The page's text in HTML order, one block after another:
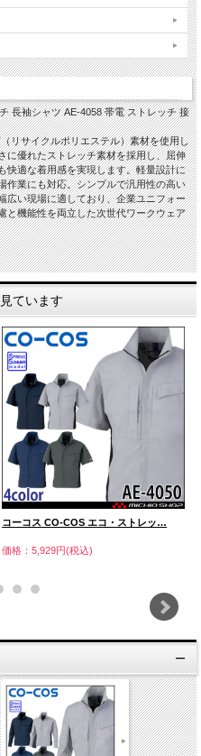
長袖シャツ AE-4058 帯電 ストレッチ 接
リサイクルポリエステル）素材を使用し
に優れたストレッチ素材を採用し、屈伸
快適な着用感を実現します。軽量設計に
作業にも対応。シンプルで汎用性の高い
広い現場に適しており、企業ユニフォー
と機能性を両立した次世代ワークウェア
ています
コーコス CO-COS エコ・ストレッ…
価格：5,929円(税込)